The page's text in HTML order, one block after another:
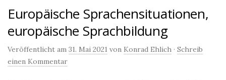
Europäische Sprachensituationen,
europäische Sprachbildung
Veröffentlicht am 31. Mai 2021 von Konrad Ehlich · Schreib
einen Kommentar